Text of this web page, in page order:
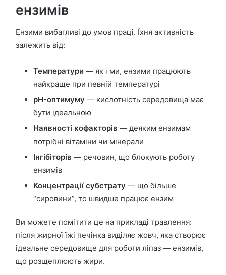
ензимів
Ензими вибагливі до умов праці. Їхня активність
залежить від:
Температури — як і ми, ензими працюють
найкраще при певній температурі
pH-оптимуму — кислотність середовища має
бути ідеальною
Наявності кофакторів — деяким ензимам
потрібні вітаміни чи мінерали
Інгібіторів — речовин, що блокують роботу
ензимів
Концентрації субстрату — що більше
“сировини”, то швидше працює ензим
Ви можете помітити це на прикладі травлення:
після жирної їжі печінка виділяє жовч, яка створює
ідеальне середовище для роботи ліпаз — ензимів,
що розщеплюють жири.